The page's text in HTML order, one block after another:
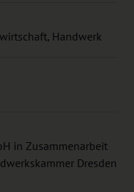
Handwerk
in Zusammenarbeit
Dresden